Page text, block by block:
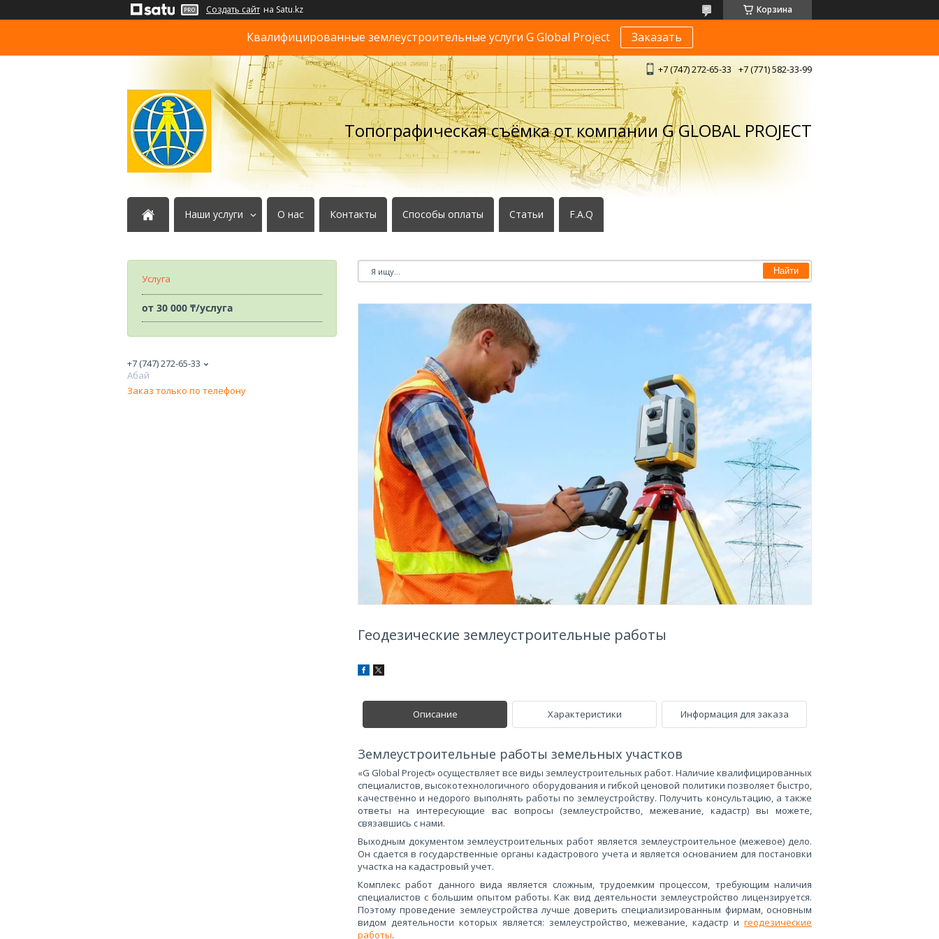
Создать сайт на Satu.kz Корзина
Квалифицированные землеустроительные услуги G Global Project Заказать
+7 (747) 272-65-33 +7 (771) 582-33-99
Топографическая съёмка от компании G GLOBAL PROJECT
Наши услуги О нас Контакты Способы оплаты Статьи F.A.Q
Найти
Геодезические землеустроительные работы
Описание Характеристики Информация для заказа
Землеустроительные работы земельных участков
«G Global Project» осуществляет все виды землеустроительных работ. Наличие квалифицированных
специалистов, высокотехнологичного оборудования и гибкой ценовой политики позволяет быстро,
качественно и недорого выполнять работы по землеустройству. Получить консультацию, а также
ответы на интересующие вас вопросы (землеустройство, межевание, кадастр) вы можете,
связавшись с нами.
Выходным документом землеустроительных работ является землеустроительное (межевое) дело.
Он сдается в государственные органы кадастрового учета и является основанием для постановки
участка на кадастровый учет.
Комплекс работ данного вида является сложным, трудоемким процессом, требующим наличия
специалистов с большим опытом работы. Как вид деятельности землеустройство лицензируется.
Поэтому проведение землеустройства лучше доверить специализированным фирмам, основным
видом деятельности которых является: землеустройство, межевание, кадастр и геодезические
работы.
Услуга
от 30 000 ₸/услуга
+7 (747) 272-65-33
Абай
Заказ только по телефону